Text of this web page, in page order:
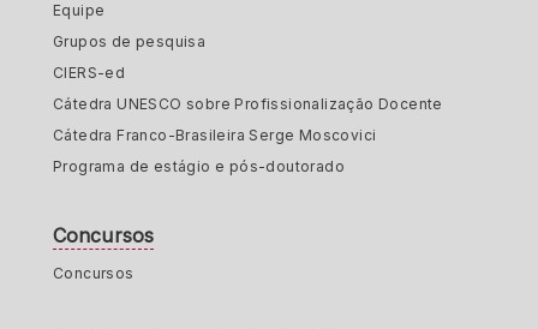
Equipe
Grupos de pesquisa
CIERS-ed
Cátedra UNESCO sobre Profissionalização Docente
Cátedra Franco-Brasileira Serge Moscovici
Programa de estágio e pós-doutorado
Concursos
Concursos